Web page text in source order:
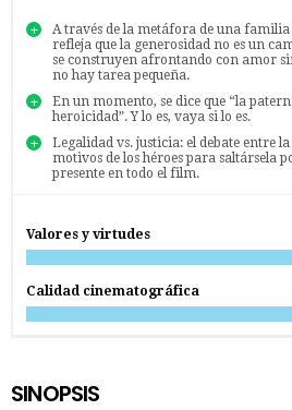
A través de la metáfora de una
refleja que la generosidad no es un
se construyen afrontando con amor
no hay tarea pequeña.
En un momento, se dice que “la
heroicidad”. Y lo es, vaya si lo es.
Legalidad vs. justicia: el debate entre
motivos de los héroes para saltársela
presente en todo el film.
Valores y virtudes
Calidad cinematográfica
SINOPSIS